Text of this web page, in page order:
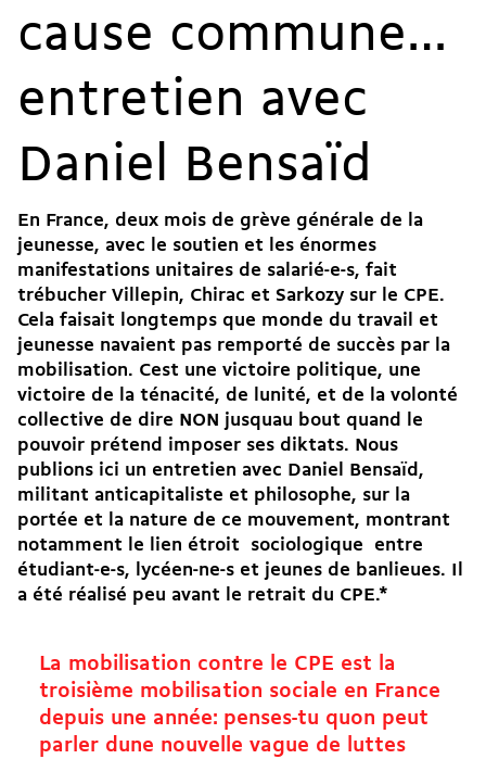
cause commune…
entretien avec
Daniel Bensaïd
En France, deux mois de grève générale de la
jeunesse, avec le soutien et les énormes
manifestations unitaires de salarié-e-s, fait
trébucher Villepin, Chirac et Sarkozy sur le CPE.
Cela faisait longtemps que monde du travail et
jeunesse navaient pas remporté de succès par la
mobilisation. Cest une victoire politique, une
victoire de la ténacité, de lunité, et de la volonté
collective de dire NON jusquau bout quand le
pouvoir prétend imposer ses diktats. Nous
publions ici un entretien avec Daniel Bensaïd,
militant anticapitaliste et philosophe, sur la
portée et la nature de ce mouvement, montrant
notamment le lien étroit  sociologique  entre
étudiant-e-s, lycéen-ne-s et jeunes de banlieues. Il
a été réalisé peu avant le retrait du CPE.*
La mobilisation contre le CPE est la
troisième mobilisation sociale en France
depuis une année: penses-tu quon peut
parler dune nouvelle vague de luttes